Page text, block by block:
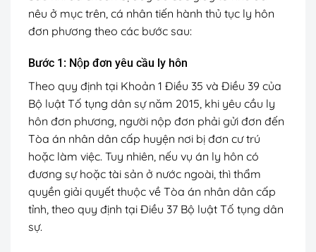
nêu ở mục trên, cá nhân tiến hành thủ tục ly hôn
đơn phương theo các bước sau:
Bước 1: Nộp đơn yêu cầu ly hôn
Theo quy định tại Khoản 1 Điều 35 và Điều 39 của
Bộ luật Tố tụng dân sự năm 2015, khi yêu cầu ly
hôn đơn phương, người nộp đơn phải gửi đơn đến
Tòa án nhân dân cấp huyện nơi bị đơn cư trú
hoặc làm việc. Tuy nhiên, nếu vụ án ly hôn có
đương sự hoặc tài sản ở nước ngoài, thì thẩm
quyền giải quyết thuộc về Tòa án nhân dân cấp
tỉnh, theo quy định tại Điều 37 Bộ luật Tố tụng dân
sự.